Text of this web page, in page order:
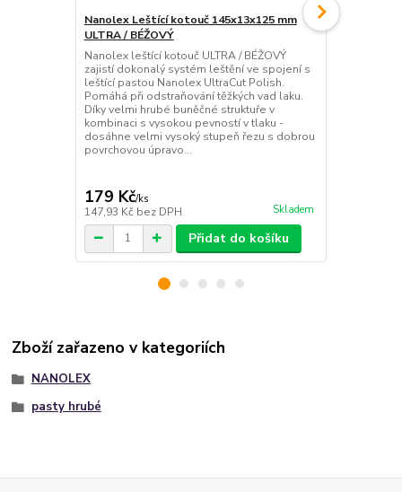
Nanolex Leštící kotouč 145x13x125 mm
ULTRA / BÉŽOVÝ
Nanolex leštící kotouč ULTRA / BÉŽOVÝ
zajistí dokonalý systém leštění ve spojení s
leštící pastou Nanolex UltraCut Polish.
Pomáhá při odstraňování těžkých vad laku.
Díky velmi hrubé buněčné struktuře v
kombinaci s vysokou pevností v tlaku -
dosáhne velmi vysoký stupeň řezu s dobrou
povrchovou úpravo...
179 Kč/ks
147,93 Kč bez DPH Skladem
Přidat do košíku
Nanolex
Zboží zařazeno v kategoriích
NANOLEX
pasty hrubé